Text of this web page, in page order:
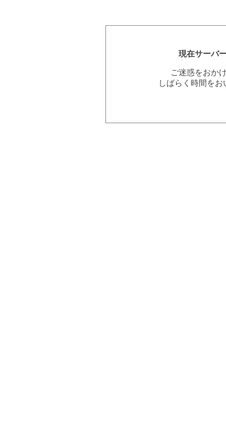
現在サーバ
ご迷惑をおか
しばらく時間を